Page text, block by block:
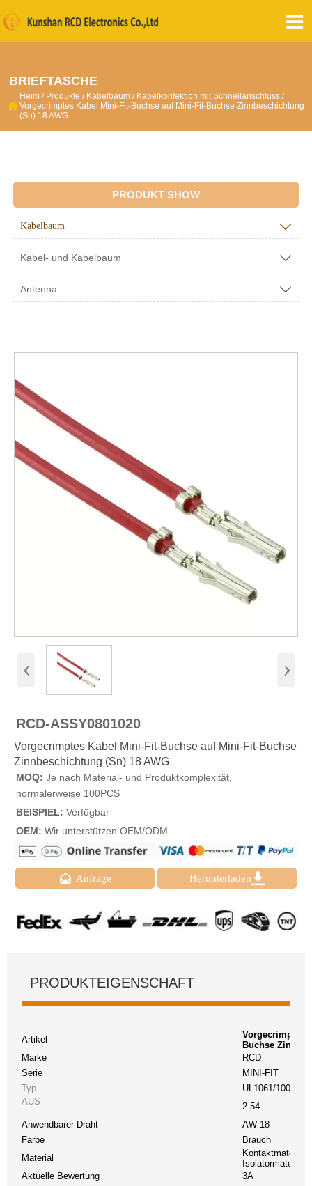

BRIEFTASCHE

Heim / Produkte / Kabelbaum / Kabelkonfektion mit Schnellanschluss /
Vorgecrimptes Kabel Mini-Fit-Buchse auf Mini-Fit-Buchse Zinnbeschichtung
(Sn) 18 AWG
PRODUKT SHOW
Kabelbaum 
Kabel- und Kabelbaum 
Antenna 
‹ ›
RCD-ASSY0801020
Vorgecrimptes Kabel Mini-Fit-Buchse auf Mini-Fit-Buchse
Zinnbeschichtung (Sn) 18 AWG
MOQ: Je nach Material- und Produktkomplexität,
normalerweise 100PCS
BEISPIEL: Verfügbar
OEM: Wir unterstützen OEM/ODM
 Anfrage Herunterladen 
PRODUKTEIGENSCHAFT
Artikel
Vorgecrimptes
Buchse
Marke
RCD
Serie
MINI-FIT
Typ
UL1061/10002
AUS
2.54
Anwendbarer Draht
AW 18
Farbe
Brauch
Material
Kontaktmaterial:
Isolatormaterial:
Aktuelle Bewertung
3A